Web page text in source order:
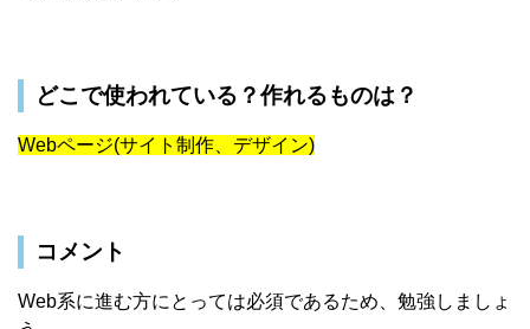
どこで使われている？作れるものは？
Webページ(サイト制作、デザイン)
コメント
Web系に進む方にとっては必須であるため、勉強しましょ